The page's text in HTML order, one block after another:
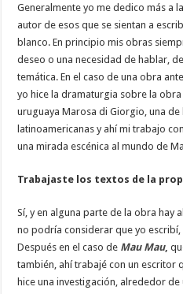
Generalmente yo me dedico más a
autor de esos que se sientan a
blanco. En principio mis obras
deseo o una necesidad de hablar,
temática. En el caso de una obra
yo hice la dramaturgia sobre la
uruguaya Marosa di Giorgio, una
latinoamericanas y ahí mi trabajo
una mirada escénica al mundo de
Trabajaste los textos de la
Sí, y en alguna parte de la obra hay
no podría considerar que yo
Después en el caso de Mau Mau,
también, ahí trabajé con un escritor
hice una investigación, alrededor